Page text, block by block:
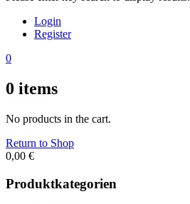
Login
Register
0
0 items
No products in the cart.
Return to Shop
0,00 €
Produktkategorien